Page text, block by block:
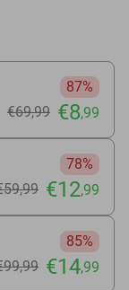
87%
€69,99 €8,99
78%
,99 €12,99
85%
,99 €14,99